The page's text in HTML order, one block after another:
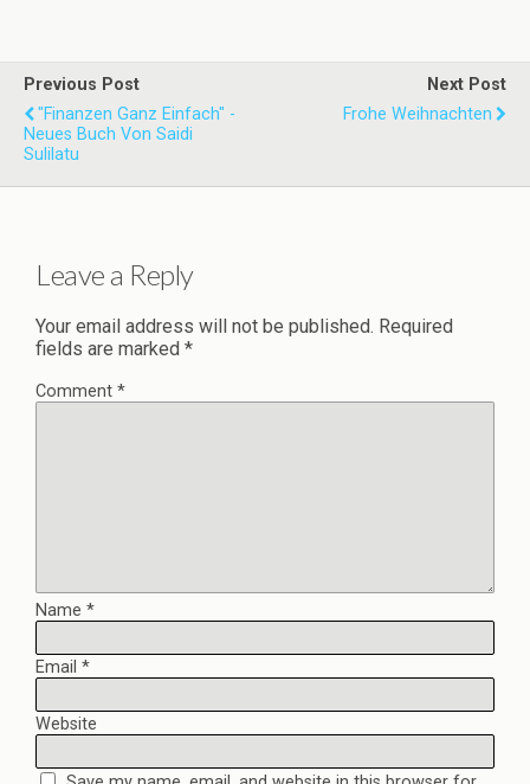
Previous Post
"Finanzen Ganz Einfach" -
Neues Buch Von Saidi
Sulilatu
Next Post
Frohe Weihnachten
Leave a Reply
Your email address will not be published. Required
fields are marked *
Comment *
Name *
Email *
Website